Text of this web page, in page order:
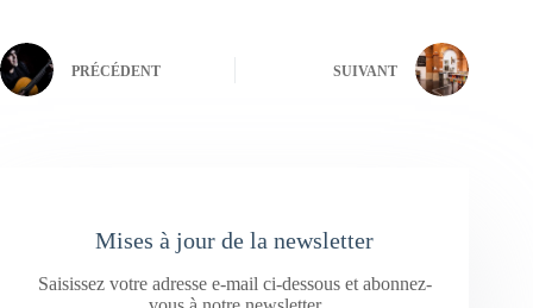
PRÉCÉDENT SUIVANT
Mises à jour de la newsletter
Saisissez votre adresse e-mail ci-dessous et abonnez-